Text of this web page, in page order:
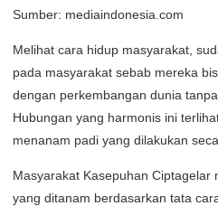
Sumber: mediaindonesia.com
Melihat cara hidup masyarakat,
pada masyarakat sebab mereka
dengan perkembangan dunia
Hubungan yang harmonis ini
menanam padi yang dilakukan
Masyarakat Kasepuhan Ciptagelar
yang ditanam berdasarkan tata